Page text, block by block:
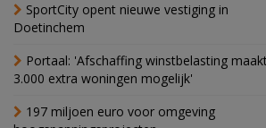
SportCity opent nieuwe vestiging in
Doetinchem
Portaal: 'Afschaffing winstbelasting
3.000 extra woningen mogelijk'
197 miljoen euro voor omgeving